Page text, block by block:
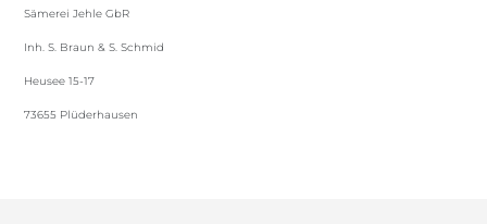
Sämerei Jehle GbR
Inh. S. Braun & S. Schmid
Heusee 15-17
73655 Plüderhausen